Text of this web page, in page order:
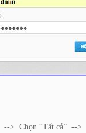
--> Chọn “Tất cả” -->